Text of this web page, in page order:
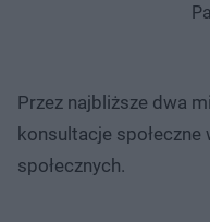
Przez najbliższe dwa
konsultacje
społecznych.